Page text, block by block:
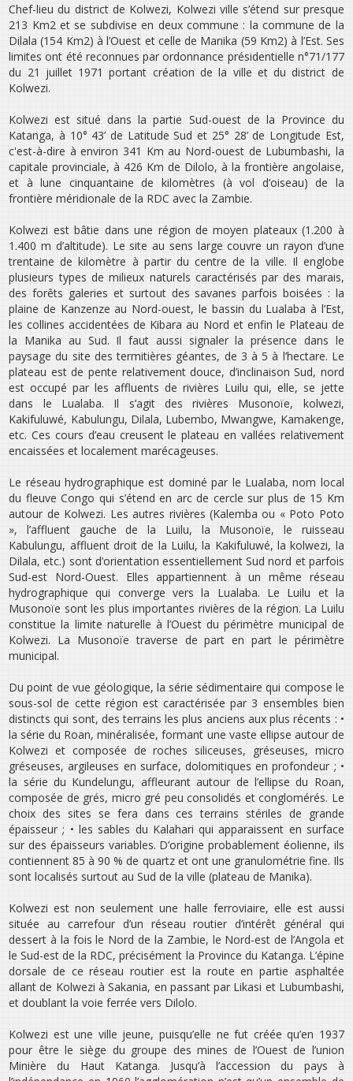
Chef-lieu du district de Kolwezi, Kolwezi ville s’étend sur presque
213 Km2 et se subdivise en deux commune : la commune de la
Dilala (154 Km2) à l’Ouest et celle de Manika (59 Km2) à l’Est. Ses
limites ont été reconnues par ordonnance présidentielle n°71/177
du 21 juillet 1971 portant création de la ville et du district de
Kolwezi.
Kolwezi est situé dans la partie Sud-ouest de la Province du
Katanga, à 10° 43’ de Latitude Sud et 25° 28’ de Longitude Est,
c'est-à-dire à environ 341 Km au Nord-ouest de Lubumbashi, la
capitale provinciale, à 426 Km de Dilolo, à la frontière angolaise,
et à lune cinquantaine de kilomètres (à vol d’oiseau) de la
frontière méridionale de la RDC avec la Zambie.
Kolwezi est bâtie dans une région de moyen plateaux (1.200 à
1.400 m d’altitude). Le site au sens large couvre un rayon d’une
trentaine de kilomètre à partir du centre de la ville. Il englobe
plusieurs types de milieux naturels caractérisés par des marais,
des forêts galeries et surtout des savanes parfois boisées : la
plaine de Kanzenze au Nord-ouest, le bassin du Lualaba à l’Est,
les collines accidentées de Kibara au Nord et enfin le Plateau de
la Manika au Sud. Il faut aussi signaler la présence dans le
paysage du site des termitières géantes, de 3 à 5 à l’hectare. Le
plateau est de pente relativement douce, d’inclinaison Sud, nord
est occupé par les affluents de rivières Luilu qui, elle, se jette
dans le Lualaba. Il s’agit des rivières Musonoïe, kolwezi,
Kakifuluwé, Kabulungu, Dilala, Lubembo, Mwangwe, Kamakenge,
etc. Ces cours d’eau creusent le plateau en vallées relativement
encaissées et localement marécageuses.
Le réseau hydrographique est dominé par le Lualaba, nom local
du fleuve Congo qui s’étend en arc de cercle sur plus de 15 Km
autour de Kolwezi. Les autres rivières (Kalemba ou « Poto Poto
», l’affluent gauche de la Luilu, la Musonoïe, le ruisseau
Kabulungu, affluent droit de la Luilu, la Kakifuluwé, la kolwezi, la
Dilala, etc.) sont d’orientation essentiellement Sud nord et parfois
Sud-est Nord-Ouest. Elles appartiennent à un même réseau
hydrographique qui converge vers la Lualaba. Le Luilu et la
Musonoïe sont les plus importantes rivières de la région. La Luilu
constitue la limite naturelle à l’Ouest du périmètre municipal de
Kolwezi. La Musonoïe traverse de part en part le périmètre
municipal.
Du point de vue géologique, la série sédimentaire qui compose le
sous-sol de cette région est caractérisée par 3 ensembles bien
distincts qui sont, des terrains les plus anciens aux plus récents : •
la série du Roan, minéralisée, formant une vaste ellipse autour de
Kolwezi et composée de roches siliceuses, gréseuses, micro
gréseuses, argileuses en surface, dolomitiques en profondeur ; •
la série du Kundelungu, affleurant autour de l’ellipse du Roan,
composée de grés, micro gré peu consolidés et conglomérés. Le
choix des sites se fera dans ces terrains stériles de grande
épaisseur ; • les sables du Kalahari qui apparaissent en surface
sur des épaisseurs variables. D’origine probablement éolienne, ils
contiennent 85 à 90 % de quartz et ont une granulométrie fine. Ils
sont localisés surtout au Sud de la ville (plateau de Manika).
Kolwezi est non seulement une halle ferroviaire, elle est aussi
située au carrefour d’un réseau routier d’intérêt général qui
dessert à la fois le Nord de la Zambie, le Nord-est de l’Angola et
le Sud-est de la RDC, précisément la Province du Katanga. L’épine
dorsale de ce réseau routier est la route en partie asphaltée
allant de Kolwezi à Sakania, en passant par Likasi et Lubumbashi,
et doublant la voie ferrée vers Dilolo.
Kolwezi est une ville jeune, puisqu’elle ne fut créée qu’en 1937
pour être le siège du groupe des mines de l’Ouest de l’union
Minière du Haut Katanga. Jusqu’à l’accession du pays à